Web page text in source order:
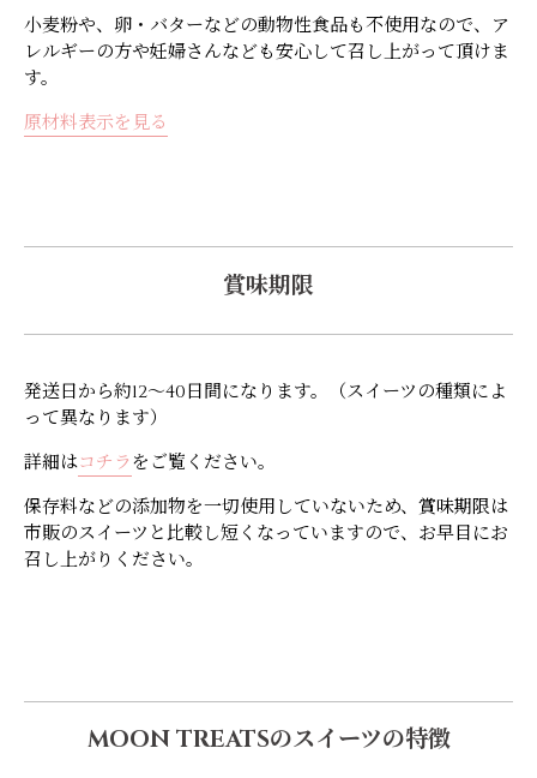
小麦粉や、卵・バターなどの動物性食品も不使用なので、ア
レルギーの方や妊婦さんなども安心して召し上がって頂けま
す。
原材料表示を見る
賞味期限
発送日から約12～40日間になります。（スイーツの種類によ
って異なります）
詳細はコチラをご覧ください。
保存料などの添加物を一切使用していないため、賞味期限は
市販のスイーツと比較し短くなっていますので、お早目にお
召し上がりください。
MOON TREATSのスイーツの特徴